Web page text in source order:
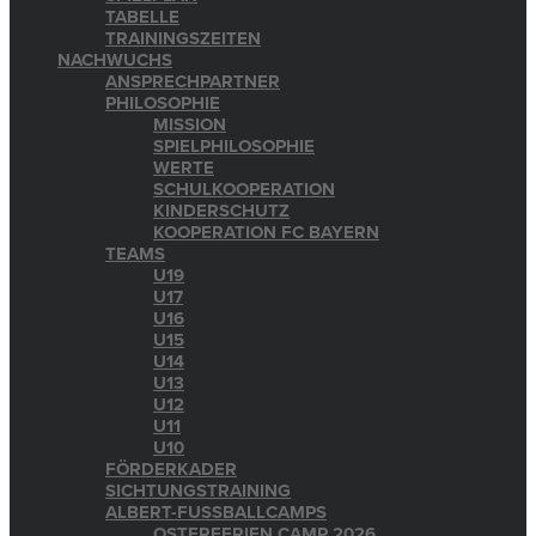
TABELLE
TRAININGSZEITEN
NACHWUCHS
ANSPRECHPARTNER
PHILOSOPHIE
MISSION
SPIELPHILOSOPHIE
WERTE
SCHULKOOPERATION
KINDERSCHUTZ
KOOPERATION FC BAYERN
TEAMS
U19
U17
U16
U15
U14
U13
U12
U11
U10
FÖRDERKADER
SICHTUNGSTRAINING
ALBERT-FUSSBALLCAMPS